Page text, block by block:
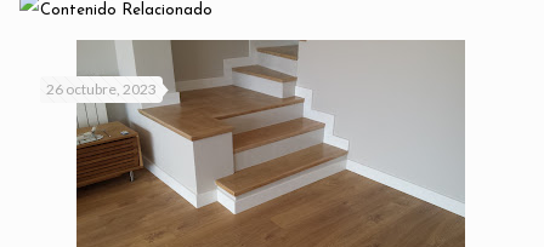
Contenido Relacionado
26 octubre, 2023